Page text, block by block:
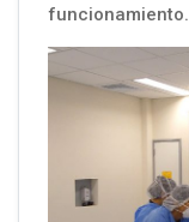
funcionamiento.